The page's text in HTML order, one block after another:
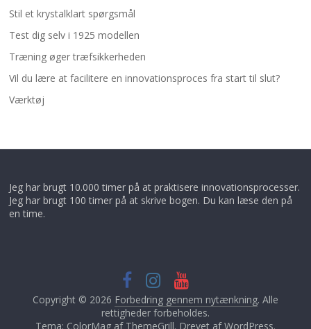
Stil et krystalklart spørgsmål
Test dig selv i 1925 modellen
Træning øger træfsikkerheden
Vil du lære at facilitere en innovationsproces fra start til slut?
Værktøj
Jeg har brugt 10.000 timer på at praktisere innovationsprocesser.
Jeg har brugt 100 timer på at skrive bogen. Du kan læse den på
en time.
Copyright © 2026 Forbedring gennem nytænkning. Alle
rettigheder forbeholdes.
Tema: ColorMag af ThemeGrill. Drevet afWordPress.